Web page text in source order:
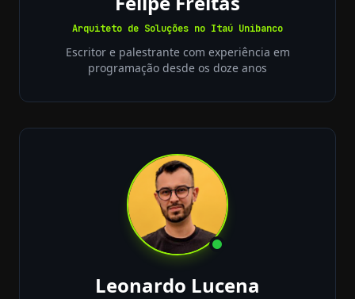
Arquiteto de Soluções no Itaú Unibanco
Escritor e palestrante com experiência em
programação desde os doze anos
Leonardo Lucena